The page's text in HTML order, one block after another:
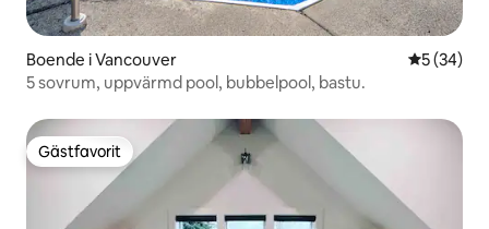
Boende i Vancouver 5 av 5 i
5 (34)
5 sovrum, uppvärmd pool, bubbelpool, bastu.
Gästfavorit
Gästfavorit